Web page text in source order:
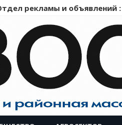
рекламы и объявлений :